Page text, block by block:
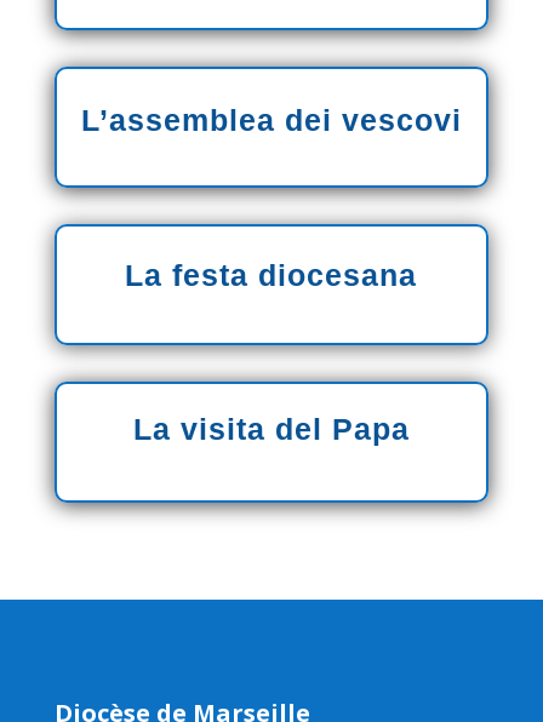
L’assemblea dei vescovi
La festa diocesana
La visita del Papa
Diocèse de Marseille